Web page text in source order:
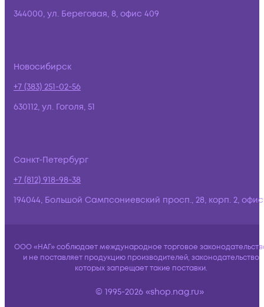
344000, ул. Береговая, 8, офис 409
Новосибирск
+7 (383) 251-02-56
630112, ул. Гоголя, 51
Санкт-Петербург
+7 (812) 918-98-38
194044, Большой Сампсониевский просп., 28, корп. 2,
ООО «НАГ» соблюдает международное торговое
и не поставляет продукцию производителей, законодательство
которых запрещает такие поставки.
© 1995-2026 «shop.nag.ru»